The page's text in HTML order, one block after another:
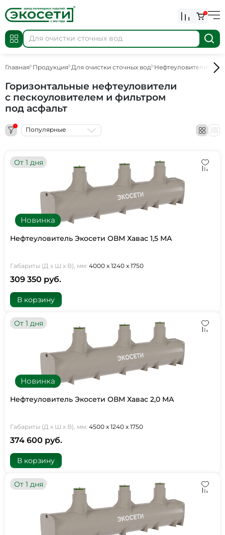
0
Главная Продукция Для очистки сточных вод Нефтеуловители
Горизонтальные нефтеуловители
c пескоуловителем и фильтром
под асфальт
1 Популярные
Новинка
От 1 дня
Нефтеуловитель Экосети ОВМ Хавас 1,5 МА
Габариты (Д х Ш х В), мм: 4000 х 1240 х 1750
309 350 руб.
В корзину
Новинка
От 1 дня
Нефтеуловитель Экосети ОВМ Хавас 2,0 МА
Габариты (Д х Ш х В), мм: 4500 х 1240 х 1750
374 600 руб.
В корзину
От 1 дня